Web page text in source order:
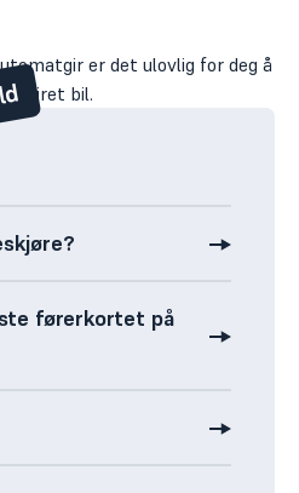
er det ulovlig for deg å
giret bil.
førerkortet på